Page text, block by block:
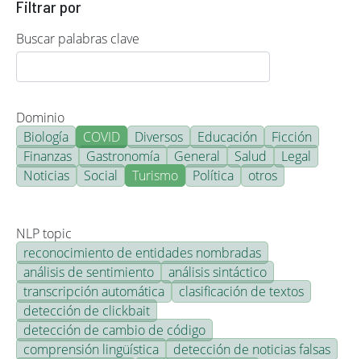
Filtrar por
Buscar palabras clave
Dominio
Biología
COVID Diversos Educación
Ficción
Finanzas
Gastronomía General Salud
Legal
Noticias
Social Turismo Política otros
NLP topic
reconocimiento de entidades nombradas
análisis de sentimiento
análisis sintáctico
transcripción automática
clasificación de textos
detección de clickbait
detección de cambio de código
comprensión lingüística
detección de noticias falsas